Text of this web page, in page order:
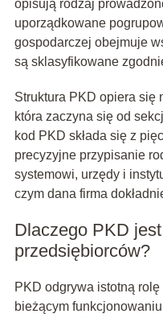
opisują rodzaj
uporządkowane
gospodarczej obejmuje
są sklasyfikowane
Struktura PKD opiera się
która zaczyna się od
kod PKD składa się z
precyzyjne przypisanie
systemowi, urzędy i
czym dana firma
Dlaczego PKD
przedsiębiorców?
PKD odgrywa istotną
bieżącym